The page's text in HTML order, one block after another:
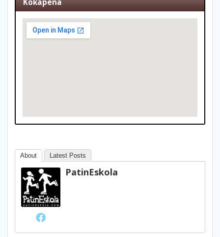
Kokapena
About Latest Posts
PatinEskola